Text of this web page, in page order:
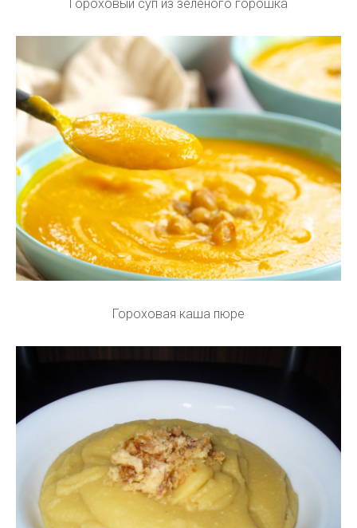
Гороховый суп из зеленого горошка
Гороховая каша пюре